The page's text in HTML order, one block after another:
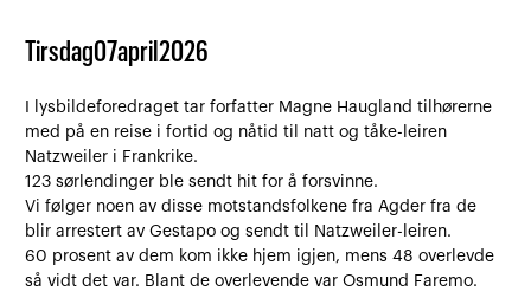
Tirsdag07april2026
I lysbildeforedraget tar forfatter Magne Haugland tilhørerne
med på en reise i fortid og nåtid til natt og tåke-leiren
Natzweiler i Frankrike.
123 sørlendinger ble sendt hit for å forsvinne.
Vi følger noen av disse motstandsfolkene fra Agder fra de
blir arrestert av Gestapo og sendt til Natzweiler-leiren.
60 prosent av dem kom ikke hjem igjen, mens 48 overlevde
så vidt det var. Blant de overlevende var Osmund Faremo.